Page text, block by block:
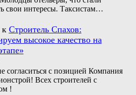
свои интересы. Таксистам…
к Строитель Спахов:
высокое качество на
согласиться с позицией Компания
Всех строителей с
!